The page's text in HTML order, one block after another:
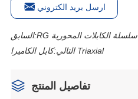
ارسل بريد الكتروني
السابق:
RG سلسلة الكابلات المحورية
التالي:كابل الكاميرا Triaxial
تفاصيل المنتج